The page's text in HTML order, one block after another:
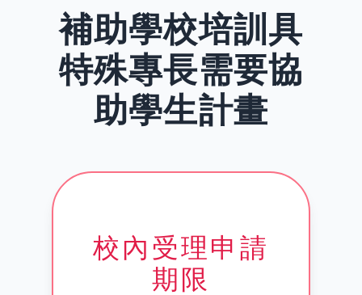
補助學校培訓具
特殊專長需要協
助學生計畫
校內受理申請
期限